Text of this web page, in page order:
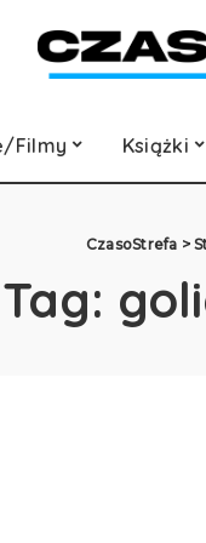
Filmy Książki
CzasoStrefa >
Tag: